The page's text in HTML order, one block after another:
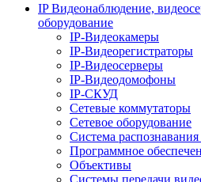
IP Видеонаблюдение,
оборудование
IP-Видеокамеры
IP-Видеорегистраторы
IP-Видеосерверы
IP-Видеодомофоны
IP-СКУД
Сетевые коммутаторы
Сетевое оборудование
Система
Программное
Объективы
Системы передачи